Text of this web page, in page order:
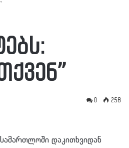
0 258
დაკითხვიდან